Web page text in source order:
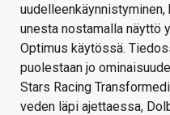
uudelleenkäynnistyminen,
unesta nostamalla näyttö
Optimus käytössä.
puolestaan jo
Stars Racing
veden läpi ajettaessa,